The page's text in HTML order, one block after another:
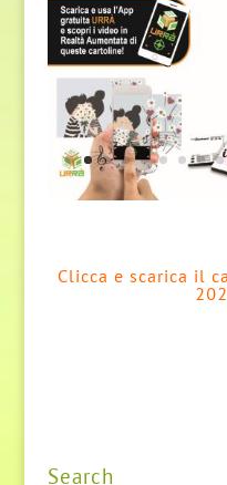
Clicca e scarica il
Search